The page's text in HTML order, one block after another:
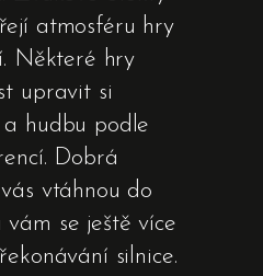
atmosféru hry
Některé hry
upravit si
hudbu podle
Dobrá
vtáhnou do
se ještě více
silnice.